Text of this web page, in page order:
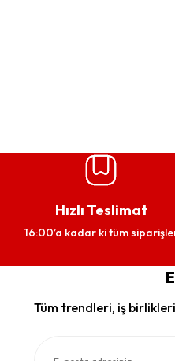
Hızlı Teslimat
16:00’a kadar ki tüm
Tüm trendleri, iş